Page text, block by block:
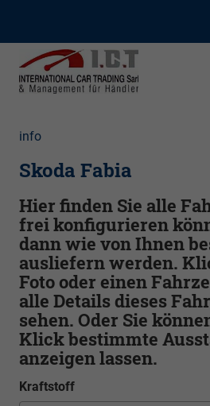
info
Skoda Fabia
Hier finden Sie alle
frei konfigurieren
dann wie von Ihnen
ausliefern werden.
Foto oder einen
alle Details dieses
sehen. Oder Sie
Klick bestimmte
anzeigen lassen.
Kraftstoff